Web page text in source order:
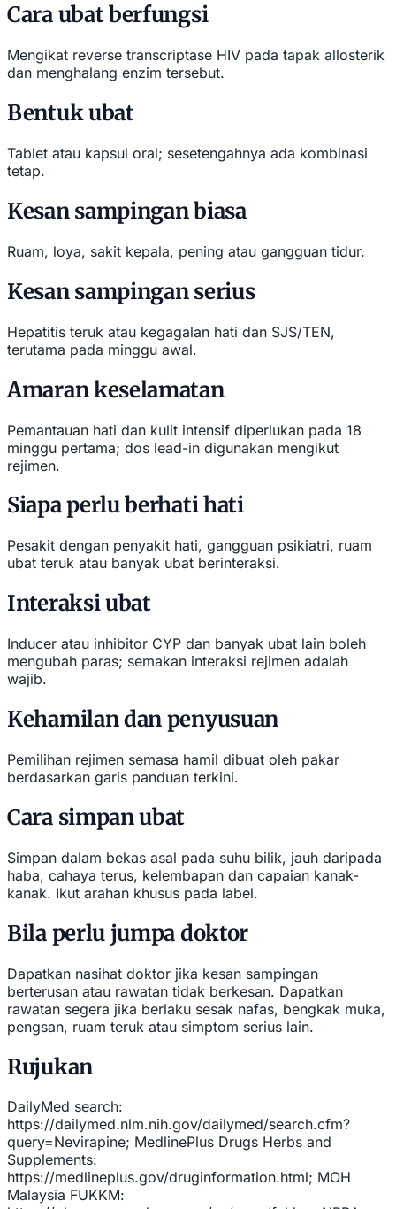
Cara ubat berfungsi
Mengikat reverse transcriptase HIV pada tapak allosterik
dan menghalang enzim tersebut.
Bentuk ubat
Tablet atau kapsul oral; sesetengahnya ada kombinasi
tetap.
Kesan sampingan biasa
Ruam, loya, sakit kepala, pening atau gangguan tidur.
Kesan sampingan serius
Hepatitis teruk atau kegagalan hati dan SJS/TEN,
terutama pada minggu awal.
Amaran keselamatan
Pemantauan hati dan kulit intensif diperlukan pada 18
minggu pertama; dos lead-in digunakan mengikut
rejimen.
Siapa perlu berhati hati
Pesakit dengan penyakit hati, gangguan psikiatri, ruam
ubat teruk atau banyak ubat berinteraksi.
Interaksi ubat
Inducer atau inhibitor CYP dan banyak ubat lain boleh
mengubah paras; semakan interaksi rejimen adalah
wajib.
Kehamilan dan penyusuan
Pemilihan rejimen semasa hamil dibuat oleh pakar
berdasarkan garis panduan terkini.
Cara simpan ubat
Simpan dalam bekas asal pada suhu bilik, jauh daripada
haba, cahaya terus, kelembapan dan capaian kanak-
kanak. Ikut arahan khusus pada label.
Bila perlu jumpa doktor
Dapatkan nasihat doktor jika kesan sampingan
berterusan atau rawatan tidak berkesan. Dapatkan
rawatan segera jika berlaku sesak nafas, bengkak muka,
pengsan, ruam teruk atau simptom serius lain.
Rujukan
DailyMed search:
https://dailymed.nlm.nih.gov/dailymed/search.cfm?
query=Nevirapine; MedlinePlus Drugs Herbs and
Supplements:
https://medlineplus.gov/druginformation.html; MOH
Malaysia FUKKM: